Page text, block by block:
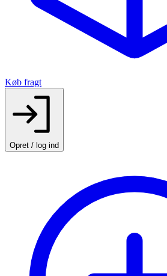
Køb fragt
Opret / log ind